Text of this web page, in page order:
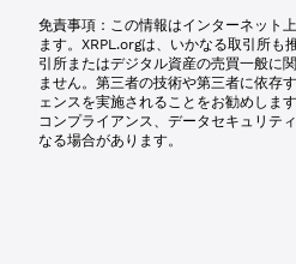
免責事項：この情報はインターネット
ます。XRPL.orgは、いかなる取引所も
引所またはデジタル資産の売買一般に
ません。第三者の技術や第三者に依存
ェンスを実施されることをお勧めしま
コンプライアンス、データセキュリテ
なる場合があります。